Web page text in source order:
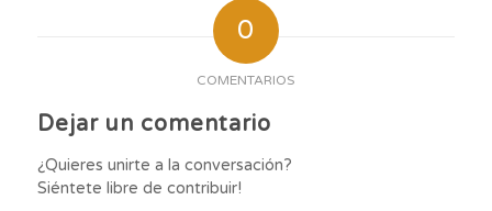
0
COMENTARIOS
Dejar un comentario
¿Quieres unirte a la conversación?
Siéntete libre de contribuir!